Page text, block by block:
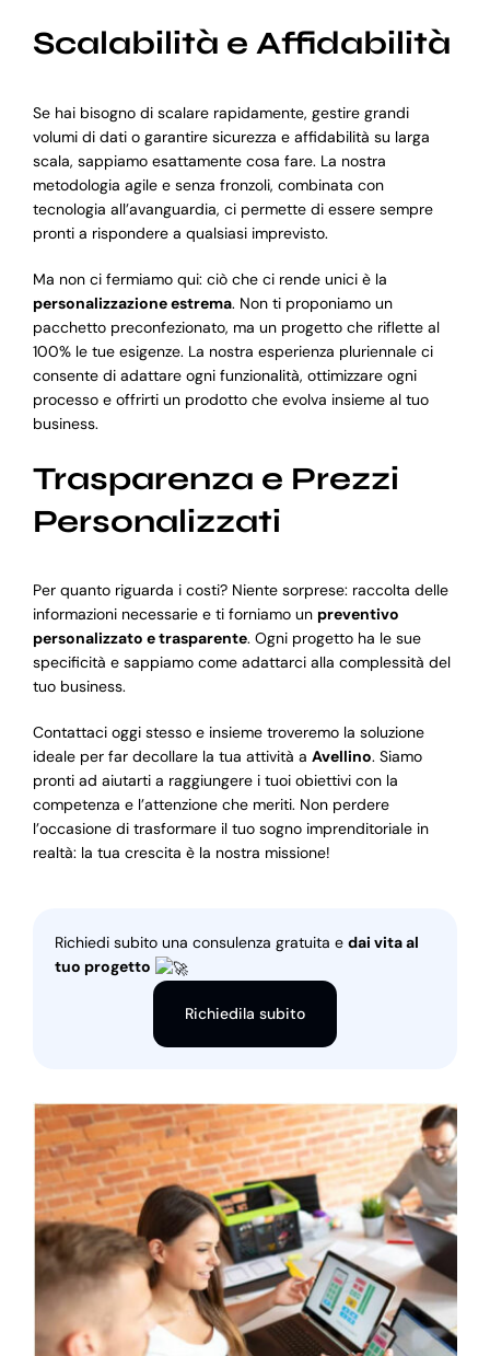
Scalabilità e Affidabilità
Se hai bisogno di scalare rapidamente, gestire grandi
volumi di dati o garantire sicurezza e affidabilità su larga
scala, sappiamo esattamente cosa fare. La nostra
metodologia agile e senza fronzoli, combinata con
tecnologia all’avanguardia, ci permette di essere sempre
pronti a rispondere a qualsiasi imprevisto.
Ma non ci fermiamo qui: ciò che ci rende unici è la
personalizzazione estrema. Non ti proponiamo un
pacchetto preconfezionato, ma un progetto che riflette al
100% le tue esigenze. La nostra esperienza pluriennale ci
consente di adattare ogni funzionalità, ottimizzare ogni
processo e offrirti un prodotto che evolva insieme al tuo
business.
Trasparenza e Prezzi
Personalizzati
Per quanto riguarda i costi? Niente sorprese: raccolta delle
informazioni necessarie e ti forniamo un preventivo
personalizzato e trasparente. Ogni progetto ha le sue
specificità e sappiamo come adattarci alla complessità del
tuo business.
Contattaci oggi stesso e insieme troveremo la soluzione
ideale per far decollare la tua attività a Avellino. Siamo
pronti ad aiutarti a raggiungere i tuoi obiettivi con la
competenza e l’attenzione che meriti. Non perdere
l’occasione di trasformare il tuo sogno imprenditoriale in
realtà: la tua crescita è la nostra missione!
Richiedi subito una consulenza gratuita e dai vita al
tuo progetto
Richiedila subito